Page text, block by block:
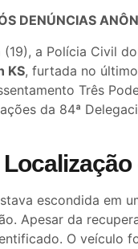
DENÚNCIAS
a Polícia Civil
KS, furtada no
Três
da 84ª
escondida em
Apesar da
O veículo